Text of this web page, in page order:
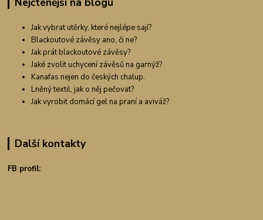
Jak vybrat utěrky, které nejlépe sají?
Blackoutové závěsy ano, či ne?
Jak prát blackoutové závěsy?
Jaké zvolit uchycení závěsů na garnýž?
Kanafas nejen do českých chalup.
Lněný textil, jak o něj pečovat?
Jak vyrobit domácí gel na praní a aviváž?
Další kontakty
FB profil: